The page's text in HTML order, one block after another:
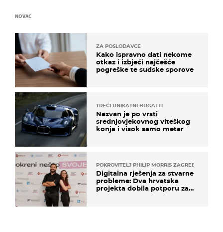
NOVAC
ZA POSLODAVCE
Kako ispravno dati nekome
otkaz i izbjeći najčešće
pogreške te sudske sporove
TREĆI UNIKATNI BUGATTI
Nazvan je po vrsti
srednjovjekovnog viteškog
konja i visok samo metar
POKROVITELJ PHILIP MORRIS ZAGREB
Digitalna rješenja za stvarne
probleme: Dva hrvatska
projekta dobila potporu za